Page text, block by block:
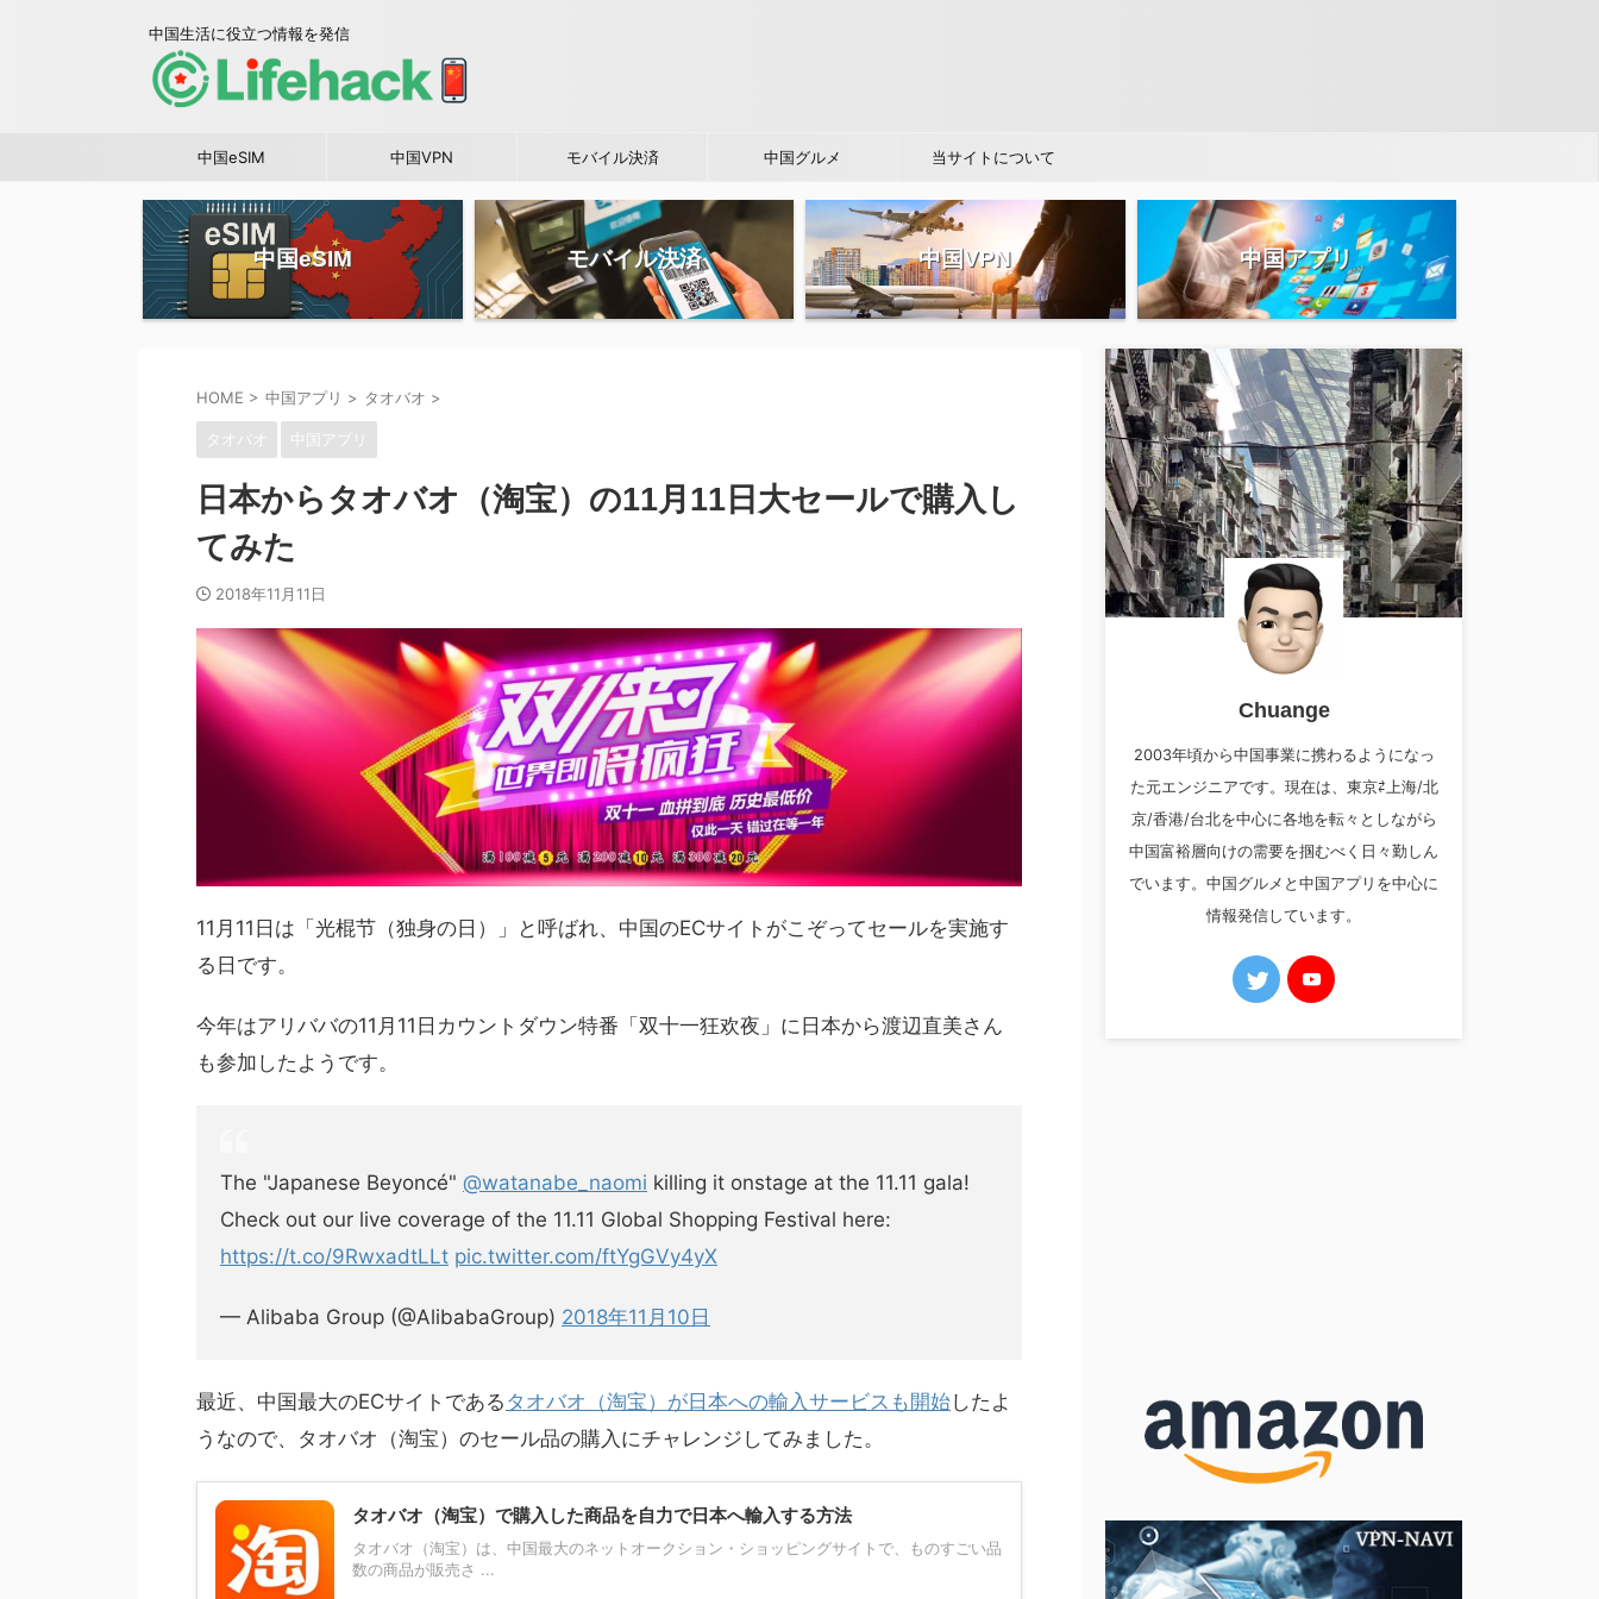
中国生活に役立つ情報を発信
中国eSIM 中国VPN モバイル決済 中国グルメ 当サイトについて
中国eSIM モバイル決済 中国VPN 中国アプリ
HOME > 中国アプリ > タオバオ >
タオバオ 中国アプリ
日本からタオバオ（淘宝）の11月11日大セールで購入し
てみた
2018年11月11日
11月11日は「光棍节（独身の日）」と呼ばれ、中国のECサイトがこぞってセールを実施す
る日です。
今年はアリババの11月11日カウントダウン特番「双十一狂欢夜」に日本から渡辺直美さん
も参加したようです。
The "Japanese Beyoncé" @watanabe_naomi killing it onstage at the 11.11 gala!
Check out our live coverage of the 11.11 Global Shopping Festival here:
https://t.co/9RwxadtLLt pic.twitter.com/ftYgGVy4yX
— Alibaba Group (@AlibabaGroup) 2018年11月10日
最近、中国最大のECサイトである タオバオ（淘宝）が日本への輸入サービスも開始したよ
うなので、タオバオ（淘宝）のセール品の購入にチャレンジしてみました。
タオバオ（淘宝）で購入した商品を自力で日本へ輸入する方法
タオバオ（淘宝）は、中国最大のネットオークション・ショッピングサイトで、ものすごい品
数の商品が販売さ ...
Chuange
2003年頃から中国事業に携わるようになっ
た元エンジニアです。現在は、東京⇄上海/北
京/香港/台北を中心に各地を転々としながら
中国富裕層向けの需要を掴むべく日々勤しん
でいます。中国グルメと中国アプリを中心に
情報発信しています。